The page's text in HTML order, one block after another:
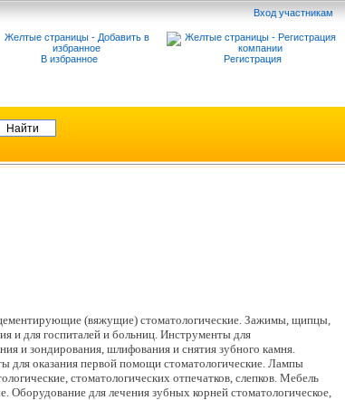
Вход участникам
В избранное Регистрация
цементирующие (вяжущие) стоматологические. Зажимы, щипцы,
и для госпиталей и больниц. Инструменты для
и зондирования, шлифования и снятия зубного камня.
для оказания первой помощи стоматологические. Лампы
стоматологических отпечатков, слепков. Мебель
Оборудование для лечения зубных корней стоматологическое,